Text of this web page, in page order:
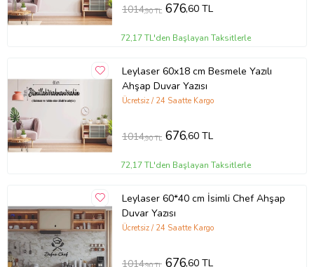
1014,90 TL 676,60 TL
72,17 TL'den Başlayan Taksitlerle
Leylaser 60x18 cm Besmele Yazılı
Ahşap Duvar Yazısı
Ücretsiz / 24 Saatte Kargo
1014,90 TL 676,60 TL
72,17 TL'den Başlayan Taksitlerle
Leylaser 60*40 cm İsimli Chef Ahşap
Duvar Yazısı
Ücretsiz / 24 Saatte Kargo
1014 676,60 TL